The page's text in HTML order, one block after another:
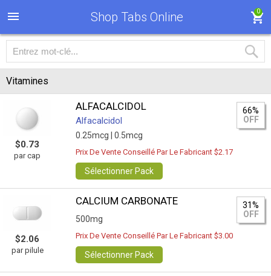
Shop Tabs Online 0
Vitamines
$0.73
par cap
ALFACALCIDOL
Alfacalcidol
0.25mcg | 0.5mcg
66%
OFF
Prix De Vente Conseillé Par Le Fabricant $2.17
Sélectionner Pack
$2.06
par pilule
CALCIUM CARBONATE
500mg
31%
OFF
Prix De Vente Conseillé Par Le Fabricant $3.00
Sélectionner Pack